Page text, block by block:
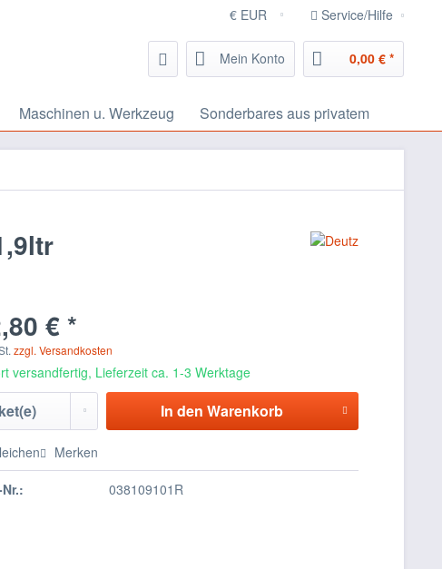
Service/Hilfe
Mein Konto 0,00 € *
Maschinen u. Werkzeug Sonderbares aus privatem
€ *
zzgl. Versandkosten
versandfertig, Lieferzeit ca. 1-3 Werktage
In den Warenkorb
Merken
038109101R